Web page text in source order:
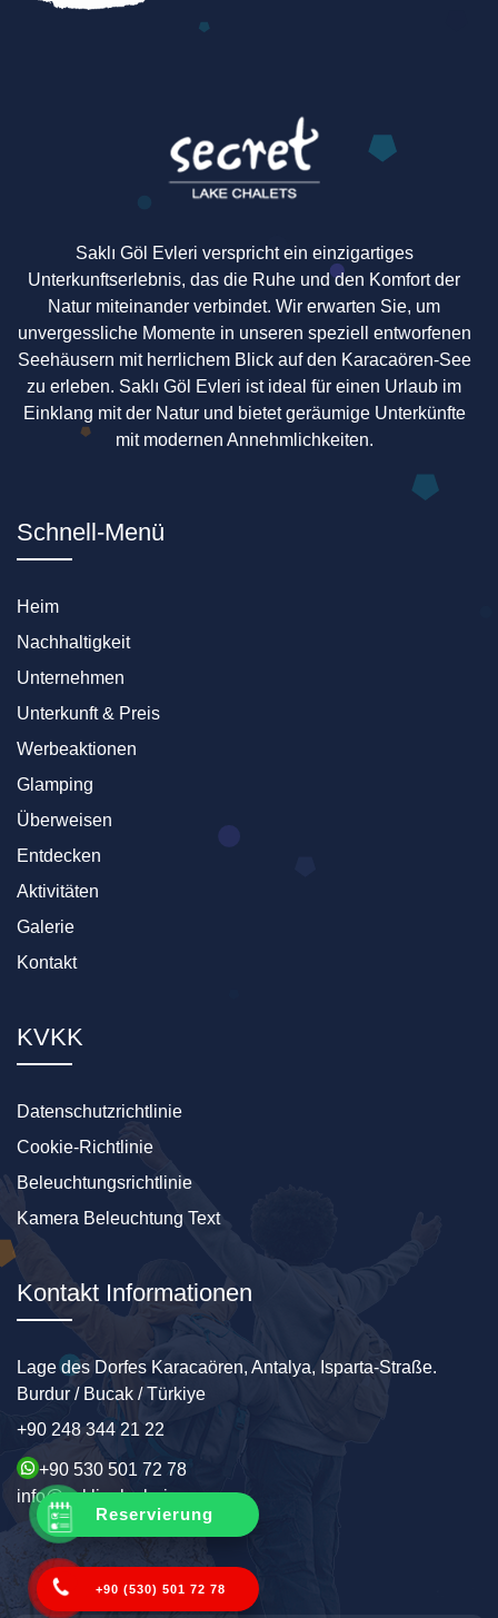
Reservierung
+90 (530) 501 72 78
Saklı Göl Evleri verspricht ein einzigartiges
Unterkunftserlebnis, das die Ruhe und den Komfort der
Natur miteinander verbindet. Wir erwarten Sie, um
unvergessliche Momente in unseren speziell entworfenen
Seehäusern mit herrlichem Blick auf den Karacaören-See
zu erleben. Saklı Göl Evleri ist ideal für einen Urlaub im
Einklang mit der Natur und bietet geräumige Unterkünfte
mit modernen Annehmlichkeiten.
Schnell-Menü
Heim
Nachhaltigkeit
Unternehmen
Unterkunft & Preis
Werbeaktionen
Glamping
Überweisen
Entdecken
Aktivitäten
Galerie
Kontakt
KVKK
Datenschutzrichtlinie
Cookie-Richtlinie
Beleuchtungsrichtlinie
Kamera Beleuchtung Text
Kontakt Informationen
Lage des Dorfes Karacaören, Antalya, Isparta-Straße.
Burdur / Bucak / Türkiye
+90 248 344 21 22
+90 530 501 72 78
info@sakligolevleri.com